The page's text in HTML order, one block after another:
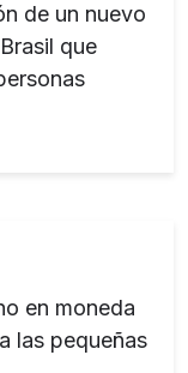
de un nuevo
que
en moneda
las pequeñas